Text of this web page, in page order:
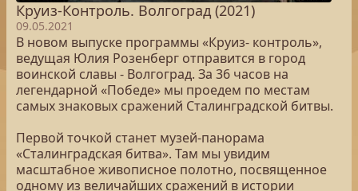
Круиз-Контроль. Волгоград (2021)
09.05.2021
В новом выпуске программы «Круиз- контроль»,
ведущая Юлия Розенберг отправится в город
воинской славы - Волгоград. За 36 часов на
легендарной «Победе» мы проедем по местам
самых знаковых сражений Сталинградской битвы.
Первой точкой станет музей-панорама
«Сталинградская битва». Там мы увидим
масштабное живописное полотно, посвященное
одному из величайших сражений в истории